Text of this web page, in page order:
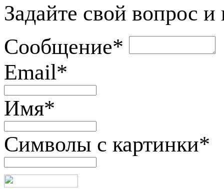
Задайте свой вопрос
Сообщение*
Email*
Имя*
Символы с картинки*